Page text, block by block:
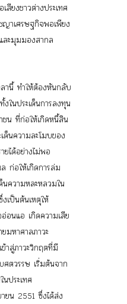
สียงชาวต่างประเทศ
าเศรษฐกิจพอเพียง
ละมุมมองสากล
ลานี้ ทำให้ต้องหันกลับ
ในประเด็นการลงทุน
ชน ที่ก่อให้เกิดหนี้สิน
ด็นความละโมบของ
ยได้อย่างไม่พอ
ก่อให้เกิดการล่ม
นความหละหลวมใน
เป็นต้นเหตุให้
อนแอ เกิดความเสีย
มหาศาลภาวะ
าสู่ภาวะวิกฤตที่มี
ศตวรรษ เริ่มต้นจาก
ประเทศ
ยน 2551 ซึ่งได้ส่ง